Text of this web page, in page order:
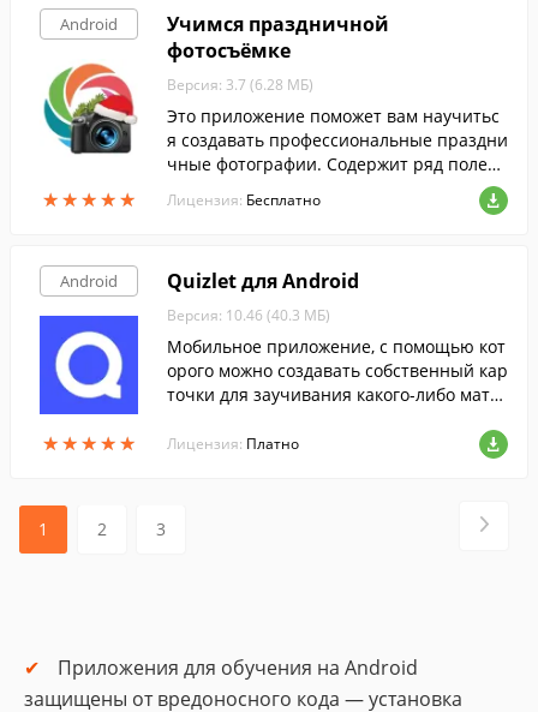
Android
★★★★★
★★★★★
Учимся праздничной
фотосъёмке
Версия: 3.7 (6.28 МБ)
Это приложение поможет вам научитьс
я создавать профессиональные праздни
чные фотографии. Содержит ряд полезн
Лицензия: Бесплатно
Android
★★★★★
★★★★★
Quizlet для Android
Версия: 10.46 (40.3 МБ)
Мобильное приложение, с помощью кот
орого можно создавать собственный кар
точки для заучивания какого-либо мате
Лицензия: Платно
1 2 3
Приложения для обучения на Android
защищены от вредоносного кода — установка